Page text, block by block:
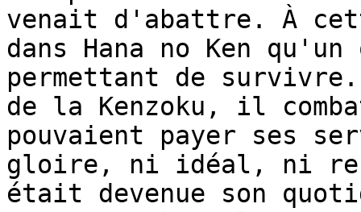
venait d'abattre. À
dans Hana no Ken
permettant de survivre.
de la Kenzoku, il
pouvaient payer ses
gloire, ni idéal, ni
était devenue son